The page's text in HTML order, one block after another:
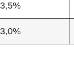
3,5%
3,0%